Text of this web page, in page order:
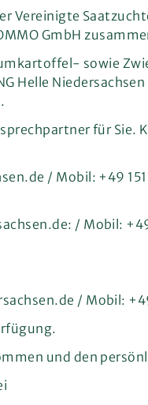
Vereinigte
GmbH
sowie
Helle
für Sie.
/ Mobil: +49
/ Mobil:
/ Mobil:
und den